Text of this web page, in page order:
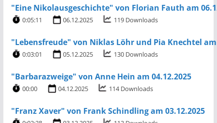
"Eine Nikolausgeschichte" von Florian Fauth am
0:05:11 06.12.2025 119 Downloads
"Lebensfreude" von Niklas Löhr und Pia Knechtel am
0:03:01 05.12.2025 130 Downloads
"Barbarazweige" von Anne Hein am 04.12.2025
00:00 04.12.2025 114 Downloads
"Franz Xaver" von Frank Schindling am 03.12.2025